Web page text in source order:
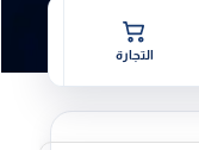
التجارة